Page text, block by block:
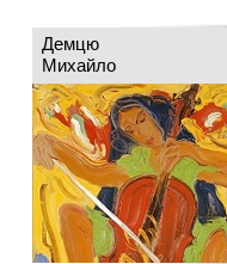
Демцю
Михайло